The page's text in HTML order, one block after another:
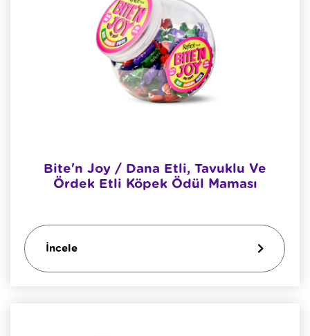
Bite'n Joy / Dana Etli, Tavuklu Ve
Ördek Etli Köpek Ödül Maması
İncele